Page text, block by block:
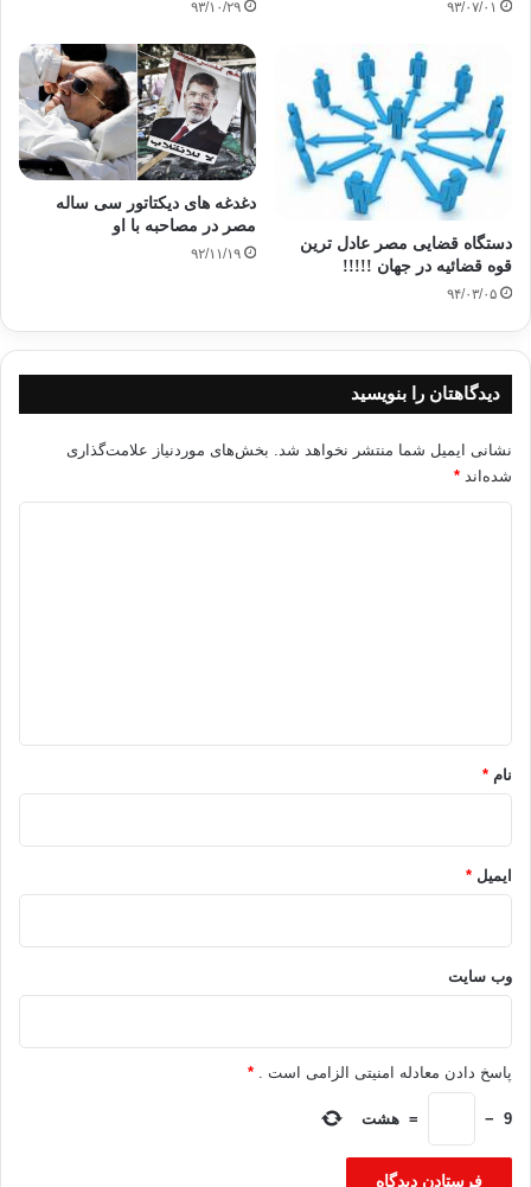
۹۳/۰۷/۰۱ ۹۳/۱۰/۲۹
دستگاه قضایی مصر عادل ترین
قوه قضائیه در جهان !!!!!
۹۴/۰۳/۰۵
دغدغه های دیکتاتور سی ساله
مصر در مصاحبه با او
۹۲/۱۱/۱۹
دیدگاهتان را بنویسید
نشانی ایمیل شما منتشر نخواهد شد. بخش‌های موردنیاز علامت‌گذاری
شده‌اند *
نام *
ایمیل *
وب‌ سایت
پاسخ دادن معادله امنیتی الزامی است . *
9
−
= هشت